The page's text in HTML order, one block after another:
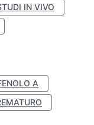
IN VIVO
A